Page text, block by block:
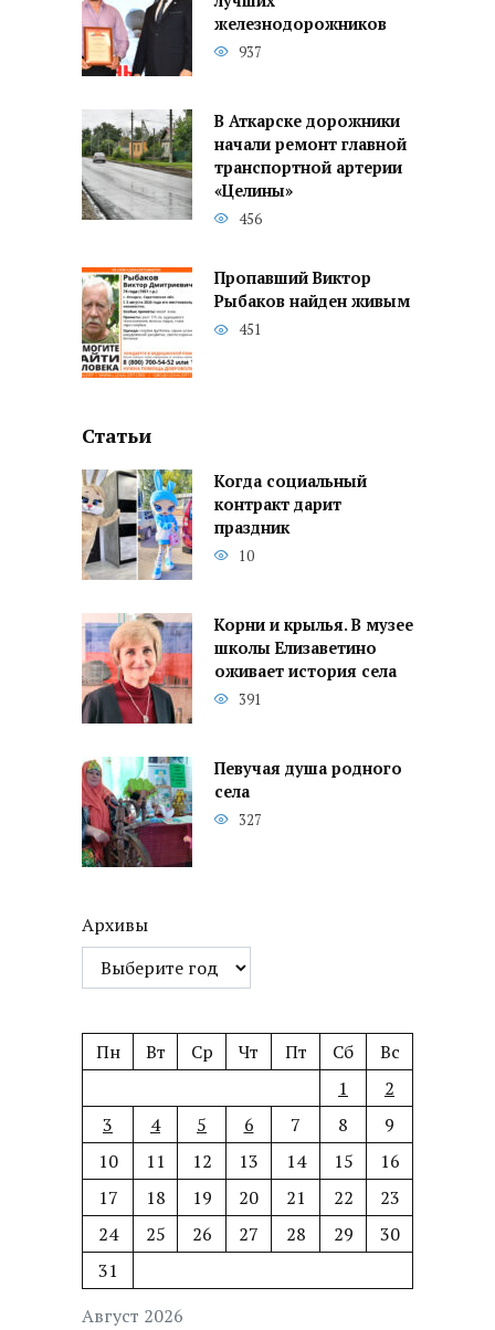
железнодорожников
937
В Аткарске дорожники
начали ремонт главной
транспортной артерии
«Целины»
456
Пропавший Виктор
Рыбаков найден живым
451
Статьи
Когда социальный
контракт дарит
праздник
10
Корни и крылья. В музее
школы Елизаветино
оживает история села
391
Певучая душа родного
села
327
Архивы
Август 2026
Пн Вт Ср Чт Пт Сб
Вс
1
2
3
4 5 6 7 8
9
10
11 12 13 14 15
16
17
18 19 20 21 22
23
24
25 26 27 28 29
30
31